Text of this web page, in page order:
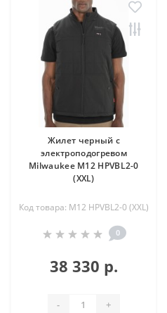
Жилет черный c
электроподогревом
Milwaukee M12 HPVBL2-0
(XXL)
Код товара: M12 HPVBL2-0 (XXL)
0
38 330 р.
- +